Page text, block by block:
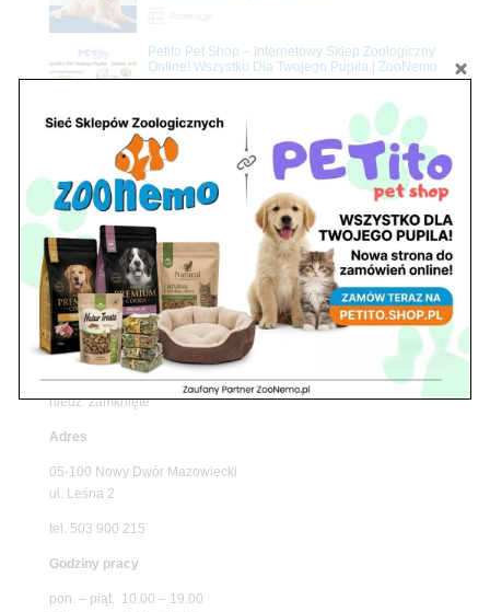
Petito Pet Shop – Internetowy Sklep Zoologiczny
Online! Wszystko Dla Twojego Pupila | ZooNemo
Znajdź nas
Adres
05-120 Legionowo
ul. Piłsudskiego 31,
pawilon 134
tel./fax. 22 784 71 96
Godziny pracy
pon. – piąt. 10.00 – 19.00
sob. 10.00 – 15.00
niedz. zamknięte
Adres
05-100 Nowy Dwór Mazowiecki
ul. Leśna 2
tel. 503 900 215
Godziny pracy
pon. – piąt. 10.00 – 19.00